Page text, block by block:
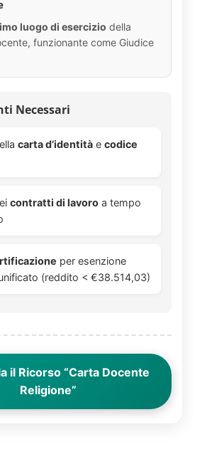
luogo di esercizio della
funzionante come Giudice
Necessari
carta d’identità e codice
contratti di lavoro a tempo
per esenzione
(reddito < €38.514,03)
il Ricorso “Carta Docente
Religione”